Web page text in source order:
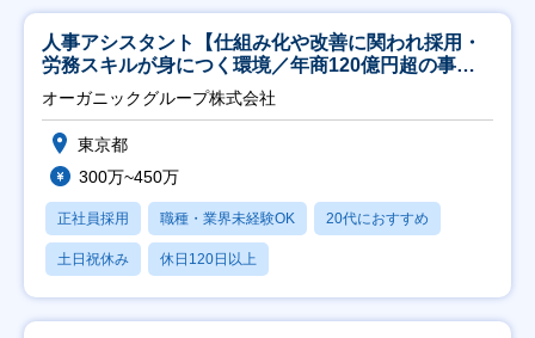
人事アシスタント【仕組み化や改善に関われ採用・
労務スキルが身につく環境／年商120億円超の事業
会社】
オーガニックグループ株式会社
東京都
300万~450万
正社員採用 職種・業界未経験OK 20代におすすめ
土日祝休み 休日120日以上